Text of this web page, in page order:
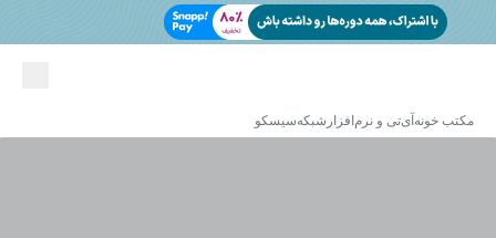
مکتب خونه آی‌تی و نرم‌افزار شبکهسیسکو